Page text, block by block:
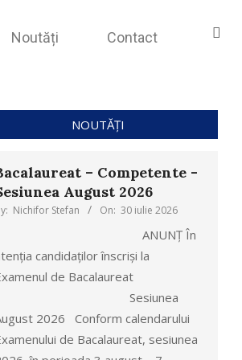
Noutăți Contact
NOUTĂȚI
– Competente -
August 2026
Nichifor Stefan On: 30 iulie 2026
ANUNȚ În
candidaților înscriși la
de Bacalaureat
Sesiunea
2026 Conform calendarului
de Bacalaureat, sesiunea